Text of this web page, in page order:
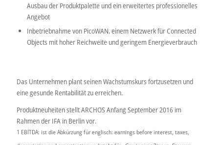
Ausbau der Produktpalette und ein erweitertes professionelles
Angebot
Inbetriebnahme von PicoWAN, einem Netzwerk für Connected
Objects mit hoher Reichweite und geringem Energieverbrauch
Das Unternehmen plant seinen Wachstumskurs fortzusetzen und
eine gesunde Rentabilität zu erreichen.
Produktneuheiten stellt ARCHOS Anfang September 2016 im
Rahmen der IFA in Berlin vor.
1 EBITDA: ist die Abkürzung für englisch: earnings before interest, taxes,